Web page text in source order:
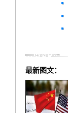
最新图文：